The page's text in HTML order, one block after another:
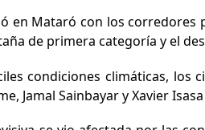
en Mataró con los
de primera categoría y el
condiciones climáticas, los
Jamal Sainbayar y Xavier